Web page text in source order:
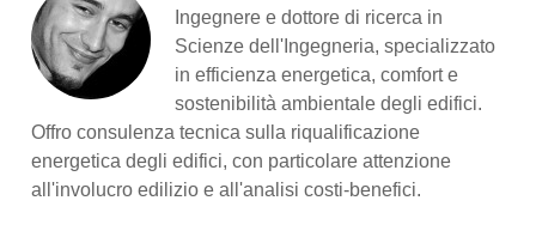
Ingegnere e dottore di ricerca in
Scienze dell'Ingegneria, specializzato
in efficienza energetica, comfort e
sostenibilità ambientale degli edifici.
Offro consulenza tecnica sulla riqualificazione
energetica degli edifici, con particolare attenzione
all'involucro edilizio e all'analisi costi-benefici.